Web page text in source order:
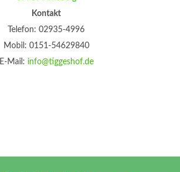
Kontakt
Telefon: 02935-4996
Mobil: 0151-54629840
E-Mail: info@tiggeshof.de